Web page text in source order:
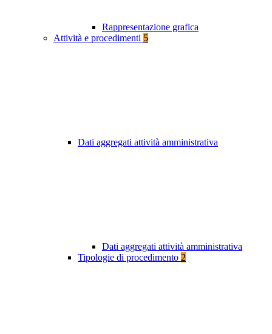
Rappresentazione grafica
Attività e procedimenti 5
Dati aggregati attività amministrativa
Dati aggregati attività amministrativa
Tipologie di procedimento 2